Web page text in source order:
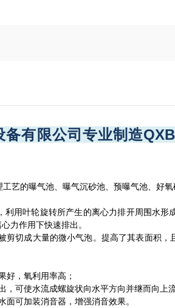
有限公司专业制造
艺的曝气池、曝气沉砂池、预曝气池、好氧
利用叶轮旋转所产生的离心力排开周围水
力作用下快速排出。
切成大量的微小气泡。提高了其表面积，
，氧利用率高；
可使水流成螺旋状向水平方向并继而向上
可加装消音器，增强消音效果。